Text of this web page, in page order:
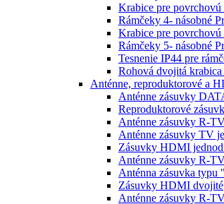
Krabice pre povrchovú
Rámčeky 4- násobné
Krabice pre povrchovú
Rámčeky 5- násobné
Tesnenie IP44 pre
Rohová dvojitá krabica
Anténne, reproduktorové a
Anténne zásuvky
Reproduktorové
Anténne zásuvky R-
Anténne zásuvky TV
Zásuvky HDMI
Anténne zásuvky R-
Anténna zásuvka typu
Zásuvky HDMI dvojité
Anténne zásuvky R-